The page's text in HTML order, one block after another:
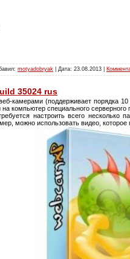
motyadobryak | Дата: 23.08.2013
35024 rus
камерами (поддерживает порядка
компьютер специального
настроить всего несколько
можно использовать видео, которое